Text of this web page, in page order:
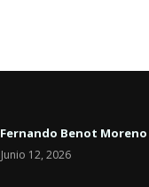
Fernando Benot Moreno
Junio 12, 2026